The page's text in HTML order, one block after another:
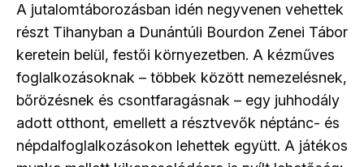
A jutalomtáborozásban idén negyvenen vehettek
részt Tihanyban a Dunántúli Bourdon Zenei Tábor
keretein belül, festői környezetben. A kézműves
foglalkozásoknak – többek között nemezelésnek,
bőrözésnek és csontfaragásnak – egy juhhodály
adott otthont, emellett a résztvevők néptánc- és
népdalfoglalkozásokon lehettek együtt. A játékos